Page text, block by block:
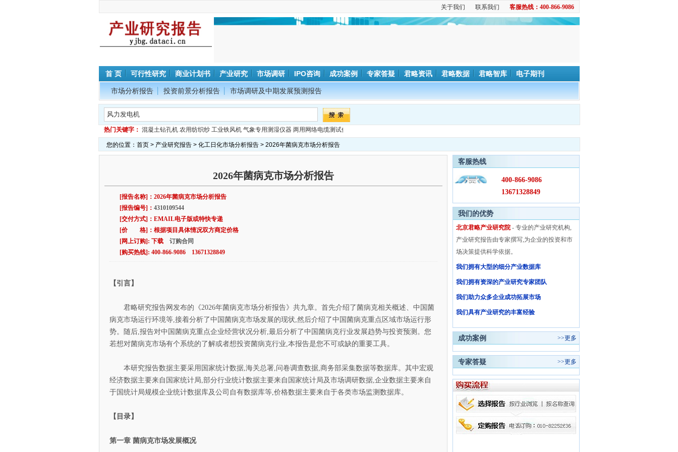
客服热线：400-866-9086
联系我们
关于我们
首 页 可行性研究 商业计划书 产业研究 市场调研 IPO咨询 成功案例 专家答疑 君略资讯 君略数据 君略智库 电子期刊
市场分析报告 投资前景分析报告 市场调研及中期发展预测报告
热门关键字： 混凝土钻孔机 农用纺织纱 工业铁风机 气象专用测湿仪器 两用网络电缆测试仪
您的位置： 首页> 产业研究报告> 化工日化市场分析报告> 2026年菌病克市场分析报告
2026年菌病克市场分析报告
[报告名称]：2026年菌病克市场分析报告
[报告编号]： 4310109544
[交付方式]：EMAIL电子版或特快专递
[价 格]：根据项目具体情况双方商定价格
[网上订购]: 下载 订购合同
[购买热线]: 400-866-9086 13671328849
【引言】
君略研究报告网发布的《2026年菌病克市场分析报告》共九章。首先介绍了菌病克相关概述、中国菌
病克市场运行环境等,接着分析了中国菌病克市场发展的现状,然后介绍了中国菌病克重点区域市场运行形
势。随后,报告对中国菌病克重点企业经营状况分析,最后分析了中国菌病克行业发展趋势与投资预测。您
若想对菌病克市场有个系统的了解或者想投资菌病克行业,本报告是您不可或缺的重要工具。
本研究报告数据主要采用国家统计数据,海关总署,问卷调查数据,商务部采集数据等数据库。其中宏观
经济数据主要来自国家统计局,部分行业统计数据主要来自国家统计局及市场调研数据,企业数据主要来自
于国统计局规模企业统计数据库及公司自有数据库等,价格数据主要来自于各类市场监测数据库。
【目录】
第一章 菌病克市场发展概况
客服热线
400-866-9086
13671328849
我们的优势
北京君略产业研究院- 专业的产业研究机构,
产业研究报告由专家撰写,为企业的投资和市
场决策提供科学依据。
我们拥有大型的细分产业数据库
我们拥有资深的产业研究专家团队
我们助力众多企业成功拓展市场
我们具有产业研究的丰富经验
成功案例 >>更多
专家答疑 >>更多